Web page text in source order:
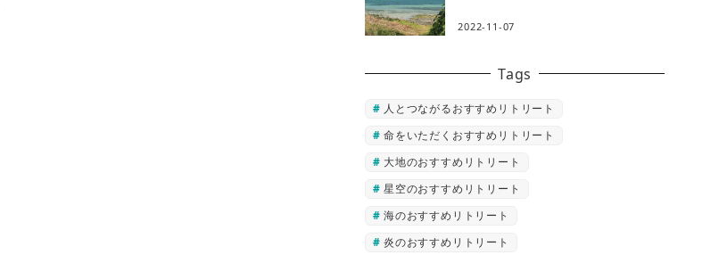
2022-11-07
Tags
人とつながるおすすめリトリート
命をいただくおすすめリトリート
大地のおすすめリトリート
星空のおすすめリトリート
海のおすすめリトリート
炎のおすすめリトリート